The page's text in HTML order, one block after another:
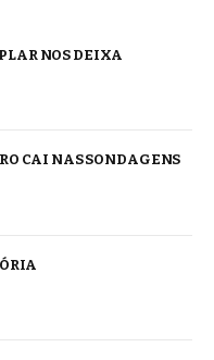
NOS DEIXA
CAI NAS SONDAGENS